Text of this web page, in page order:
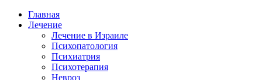
Главная
Лечение
Лечение в Израиле
Психопатология
Психиатрия
Психотерапия
Невроз